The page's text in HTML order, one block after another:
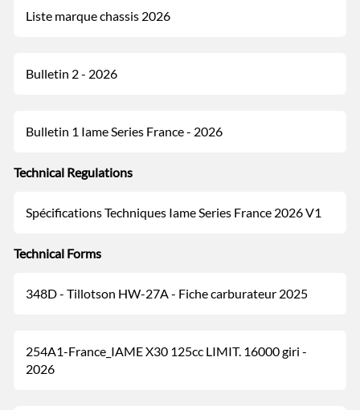
Liste marque chassis 2026
Bulletin 2 - 2026
Bulletin 1 Iame Series France - 2026
Technical Regulations
Spécifications Techniques Iame Series France 2026 V1
Technical Forms
348D - Tillotson HW-27A - Fiche carburateur 2025
254A1-France_IAME X30 125cc LIMIT. 16000 giri -
2026